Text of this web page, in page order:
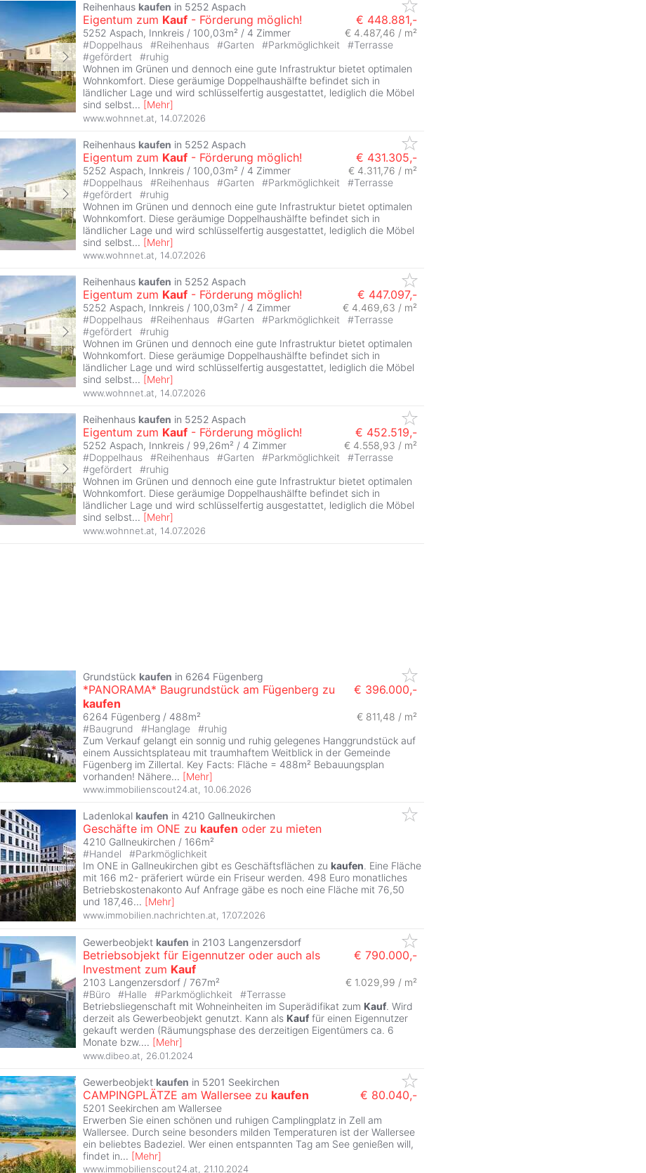
Reihenhaus kaufen in 5252 Aspach
Eigentum zum Kauf - Förderung möglich! € 448.881,-
5252 Aspach, Innkreis / 100,03m² / 4 Zimmer € 4.487,46 / m²
#Doppelhaus #Reihenhaus #Garten #Parkmöglichkeit #Terrasse
#gefördert #ruhig
Wohnen im Grünen und dennoch eine gute Infrastruktur bietet optimalen
Wohnkomfort. Diese geräumige Doppelhaushälfte befindet sich in
ländlicher Lage und wird schlüsselfertig ausgestattet, lediglich die Möbel
sind selbst... [Mehr]
www.wohnnet.at 14.07.2026
Reihenhaus kaufen in 5252 Aspach
Eigentum zum Kauf - Förderung möglich! € 431.305,-
5252 Aspach, Innkreis / 100,03m² / 4 Zimmer € 4.311,76 / m²
#Doppelhaus #Reihenhaus #Garten #Parkmöglichkeit #Terrasse
#gefördert #ruhig
Wohnen im Grünen und dennoch eine gute Infrastruktur bietet optimalen
Wohnkomfort. Diese geräumige Doppelhaushälfte befindet sich in
ländlicher Lage und wird schlüsselfertig ausgestattet, lediglich die Möbel
sind selbst... [Mehr]
www.wohnnet.at, 14.07.2026
Reihenhaus kaufen in 5252 Aspach
Eigentum zum Kauf - Förderung möglich! € 447.097,-
5252 Aspach, Innkreis / 100,03m² / 4 Zimmer € 4.469,63 / m²
#Doppelhaus #Reihenhaus #Garten #Parkmöglichkeit #Terrasse
#gefördert #ruhig
Wohnen im Grünen und dennoch eine gute Infrastruktur bietet optimalen
Wohnkomfort. Diese geräumige Doppelhaushälfte befindet sich in
ländlicher Lage und wird schlüsselfertig ausgestattet, lediglich die Möbel
sind selbst... [Mehr]
www.wohnnet.at 14.07.2026
Reihenhaus kaufen in 5252 Aspach
Eigentum zum Kauf - Förderung möglich! € 452.519,-
5252 Aspach, Innkreis / 99,26m² / 4 Zimmer € 4.558,93 / m²
#Doppelhaus #Reihenhaus #Garten #Parkmöglichkeit #Terrasse
#gefördert #ruhig
Wohnen im Grünen und dennoch eine gute Infrastruktur bietet optimalen
Wohnkomfort. Diese geräumige Doppelhaushälfte befindet sich in
ländlicher Lage und wird schlüsselfertig ausgestattet, lediglich die Möbel
sind selbst... [Mehr]
www.wohnnet.at 14.07.2026
Grundstück kaufen in 6264 Fügenberg
*PANORAMA* Baugrundstück am Fügenberg zu
kaufen
€ 396.000,-
6264 Fügenberg / 488m²
€ 811,48 / m²
#Baugrund #Hanglage #ruhig
Zum Verkauf gelangt ein sonnig und ruhig gelegenes Hanggrundstück auf
einem Aussichtsplateau mit traumhaftem Weitblick in der Gemeinde
Fügenberg im Zillertal. Key Facts: Fläche = 488m² Bebauungsplan
vorhanden! Nähere... [Mehr]
www.immobilienscout24.at 10.06.2026
Ladenlokal kaufen in 4210 Gallneukirchen
Geschäfte im ONE zu kaufen oder zu mieten
4210 Gallneukirchen / 166m²
#Handel #Parkmöglichkeit
Im ONE in Gallneukirchen gibt es Geschäftsflächen zu kaufen. Eine Fläche
mit 166 m2- präferiert würde ein Friseur werden. 498 Euro monatliches
Betriebskostenakonto Auf Anfrage gäbe es noch eine Fläche mit 76,50
und 187,46... [Mehr]
www.immobilien.nachrichten.at 17.07.2026
Gewerbeobjekt kaufen in 2103 Langenzersdorf
Betriebsobjekt für Eigennutzer oder auch als
Investment zum Kauf
€ 790.000,-
2103 Langenzersdorf / 767m²
€ 1.029,99 / m²
#Büro #Halle #Parkmöglichkeit #Terrasse
Betriebsliegenschaft mit Wohneinheiten im Superädifikat zum Kauf. Wird
derzeit als Gewerbeobjekt genutzt. Kann als Kauf für einen Eigennutzer
gekauft werden (Räumungsphase des derzeitigen Eigentümers ca. 6
Monate bzw.... [Mehr]
www.dibeo.at 26.01.2024
Gewerbeobjekt kaufen in 5201 Seekirchen
CAMPINGPLÄTZE am Wallersee zu kaufen € 80.040,-
5201 Seekirchen am Wallersee
Erwerben Sie einen schönen und ruhigen Camplingplatz in Zell am
Wallersee. Durch seine besonders milden Temperaturen ist der Wallersee
ein beliebtes Badeziel. Wer einen entspannten Tag am See genießen will,
findet in... [Mehr]
www.immobilienscout24.at, 21.10.2024